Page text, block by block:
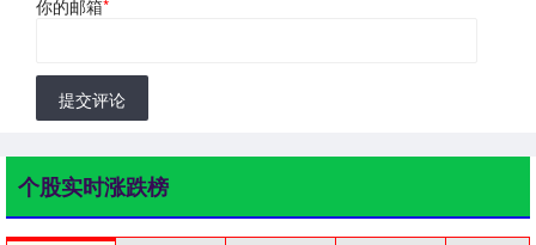
你的邮箱*
提交评论
个股实时涨跌榜